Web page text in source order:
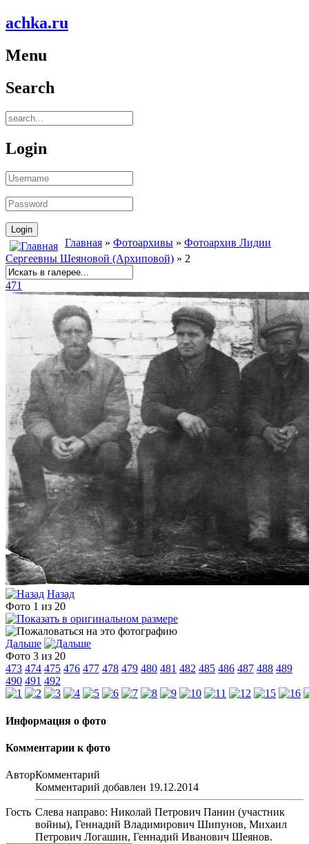
achka.ru
Menu
Search
Login
Главная » Фотоархивы » Фотоархив Лидии
Сергеевны Шеяновой (Архиповой) » 2
471
Назад
Фото 1 из 20
Дальше
Фото 3 из 20
473 474 475 476 477 478 479 480 481 482 485 486 487 488 489
490 491 492
Информация о фото
Комментарии к фото
АвторКомментарий
Гость
Комментарий добавлен 19.12.2014
Слева направо: Николай Петрович Панин (участник
войны), Геннадий Владимирович Шипунов, Михаил
Петрович Логашин, Геннадий Иванович Шеянов.